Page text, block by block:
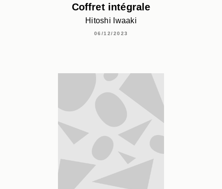
Coffret intégrale
Hitoshi Iwaaki
06/12/2023